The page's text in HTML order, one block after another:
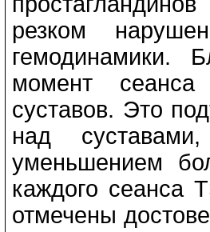
резком
гемодинамики.
момент сеанса
суставов. Это
над
уменьшением
каждого сеанса
отмечены